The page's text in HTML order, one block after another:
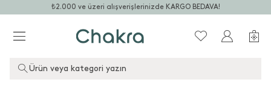
₺2.000 ve üzeri alışverişlerinizde KARGO BEDAVA!
Ürün veya kategori yazın